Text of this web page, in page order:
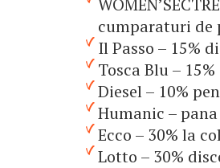
cumparaturi de
Il Passo – 15%
Tosca Blu –
Diesel – 10%
Humanic –
Ecco – 30% la
Lotto – 30%